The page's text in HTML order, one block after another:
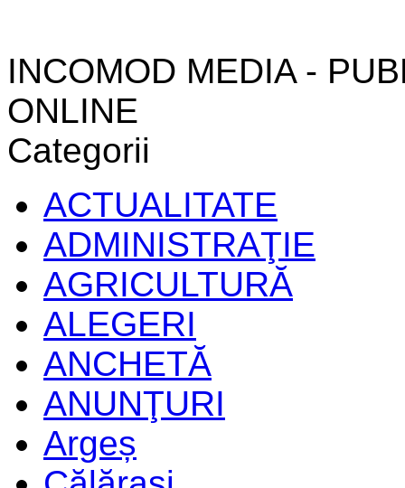
INCOMOD MEDIA -
ONLINE
Categorii
ACTUALITATE
ADMINISTRAŢIE
AGRICULTURĂ
ALEGERI
ANCHETĂ
ANUNŢURI
Argeș